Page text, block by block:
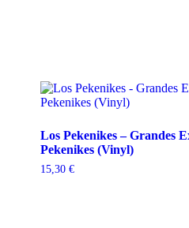
Los Pekenikes – Grandes
Pekenikes (Vinyl)
15,30 €